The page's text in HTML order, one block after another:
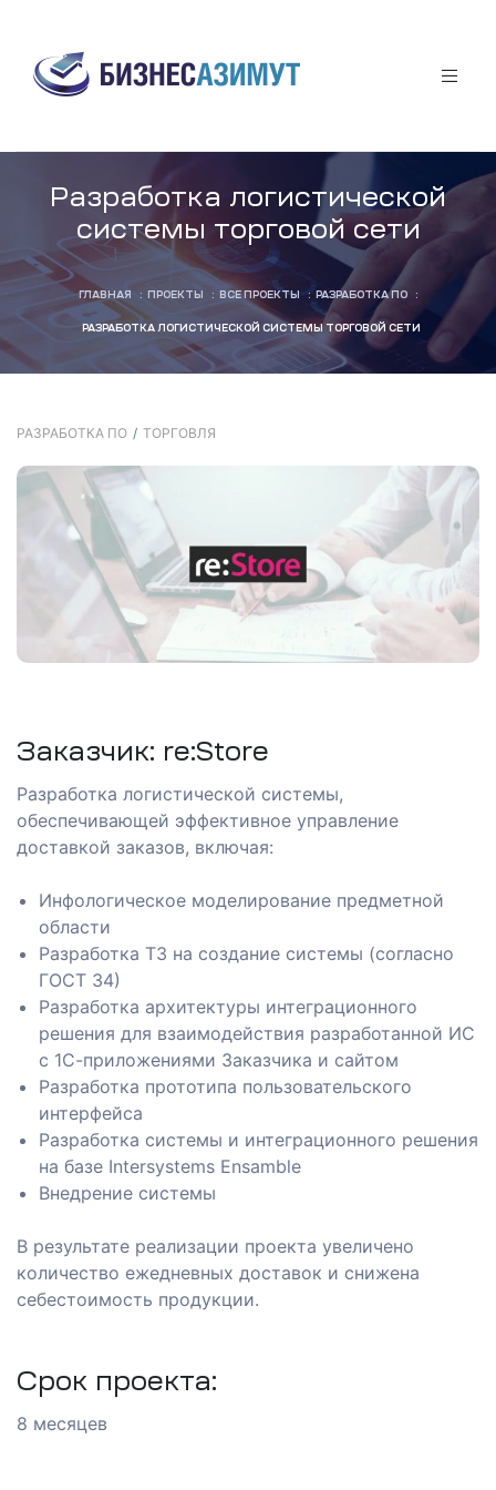
Разработка логистической
системы торговой сети
ГЛАВНАЯ : ПРОЕКТЫ : ВСЕ ПРОЕКТЫ : РАЗРАБОТКА ПО :
РАЗРАБОТКА ЛОГИСТИЧЕСКОЙ СИСТЕМЫ ТОРГОВОЙ СЕТИ
РАЗРАБОТКА ПО / ТОРГОВЛЯ
Заказчик: re:Store
Разработка логистической системы,
обеспечивающей эффективное управление
доставкой заказов, включая:
Инфологическое моделирование предметной
области
Разработка ТЗ на создание системы (согласно
ГОСТ 34)
Разработка архитектуры интеграционного
решения для взаимодействия разработанной ИС
с 1С-приложениями Заказчика и сайтом
Разработка прототипа пользовательского
интерфейса
Разработка системы и интеграционного решения
на базе Intersystems Ensamble
Внедрение системы
В результате реализации проекта увеличено
количество ежедневных доставок и снижена
себестоимость продукции.
Срок проекта:
8 месяцев